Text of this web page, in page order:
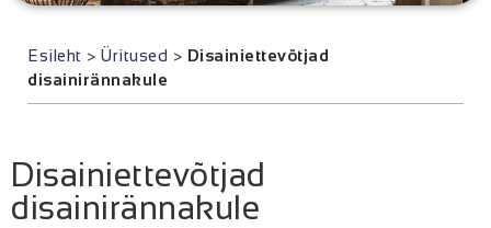
Esileht > Üritused > Disainiettevõtjad
disainirännakule
Disainiettevõtjad
disainirännakule